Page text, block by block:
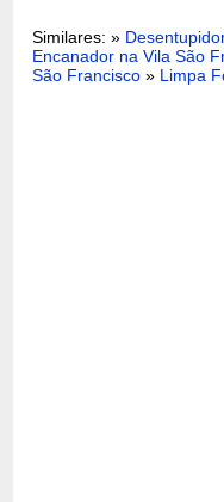
Similares: »
Encanador na Vila São
São Francisco » Limpa